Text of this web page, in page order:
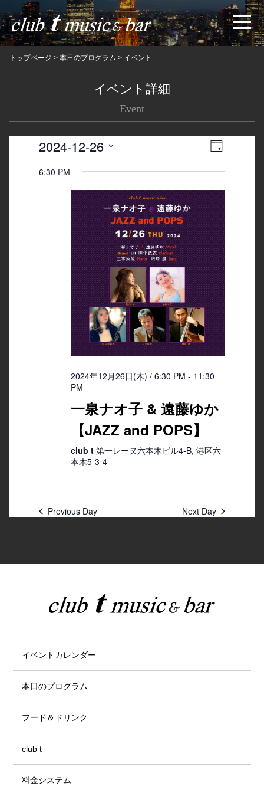
トップページ > 本日のプログラム > イベント
イベント詳細
Event
Views
Event
日
2024-12-26
date.
6:30 PM
2024年12月26日(木) / 6:30 PM - 11:30
PM
一泉ナオ子 & 遠藤ゆか
【JAZZ and POPS】
club t 第一レーヌ六本木ビル4-B, 港区六
本木5-3-4
Previous Day Next Day
イベントカレンダー
本日のプログラム
フード＆ドリンク
club t
料金システム